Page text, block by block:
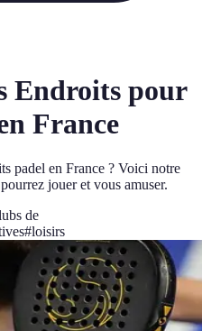
Endroits pour
France
padel en France ? Voici notre
jouer et vous amuser.
de
#loisirs